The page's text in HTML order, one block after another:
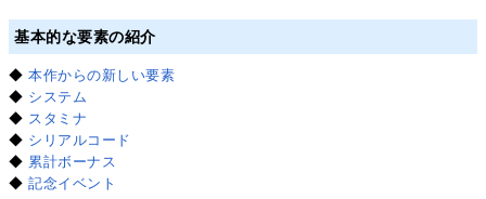
基本的な要素の紹介
◆本作からの新しい要素
◆ システム
◆ スタミナ
◆ シリアルコード
◆ 累計ボーナス
◆記念イベント